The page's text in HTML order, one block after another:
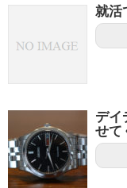
就活
デイ
せて